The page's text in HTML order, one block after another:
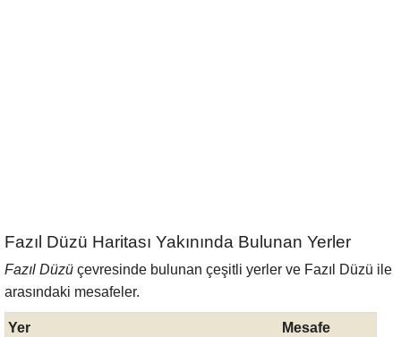
Fazıl Düzü Haritası Yakınında Bulunan Yerler
Fazıl Düzü çevresinde bulunan çeşitli yerler ve Fazıl Düzü ile
arasındaki mesafeler.
Yer
Mesafe